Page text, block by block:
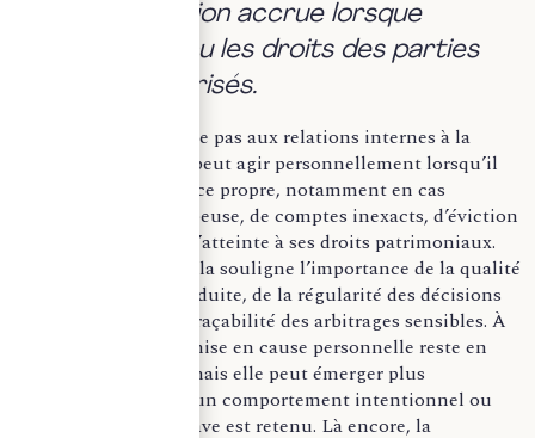
b. Une exposition accrue lorsque
l’information ou les droits des parties
sont mal sécurisés.
Le risque ne se limite pas aux relations internes à la
société. Un associé peut agir personnellement lorsqu’il
justifie d’un préjudice propre, notamment en cas
d’information trompeuse, de comptes inexacts, d’éviction
des assemblées ou d’atteinte à ses droits patrimoniaux.
Pour le dirigeant, cela souligne l’importance de la qualité
de l’information produite, de la régularité des décisions
collectives et de la traçabilité des arbitrages sensibles. À
l’égard des tiers, la mise en cause personnelle reste en
principe encadrée, mais elle peut émerger plus
directement lorsqu’un comportement intentionnel ou
particulièrement grave est retenu. Là encore, la